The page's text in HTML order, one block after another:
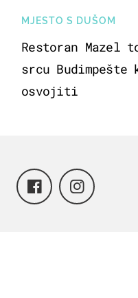
MJESTO S DUŠOM
Restoran
srcu
osvojiti